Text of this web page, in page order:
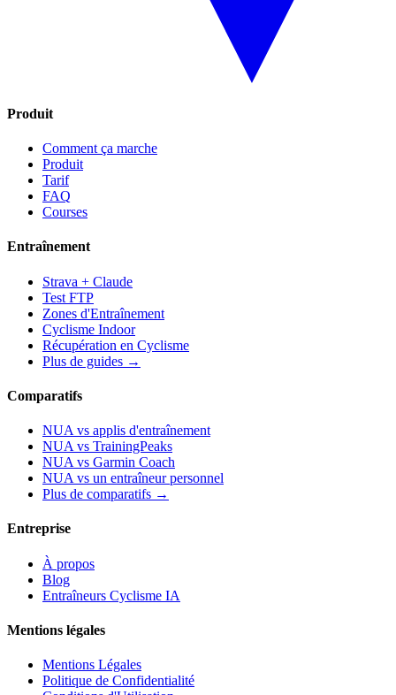
Produit
Comment ça marche
Produit
Tarif
FAQ
Courses
Entraînement
Strava + Claude
Test FTP
Zones d'Entraînement
Cyclisme Indoor
Récupération en Cyclisme
Plus de guides →
Comparatifs
NUA vs applis d'entraînement
NUA vs TrainingPeaks
NUA vs Garmin Coach
NUA vs un entraîneur personnel
Plus de comparatifs →
Entreprise
À propos
Blog
Entraîneurs Cyclisme IA
Mentions légales
Mentions Légales
Politique de Confidentialité